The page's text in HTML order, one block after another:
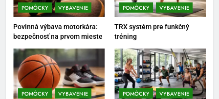
POMÔCKY VYBAVENIE
Povinná výbava motorkára:
bezpečnosť na prvom mieste
POMÔCKY VYBAVENIE
TRX systém pre funkčný
tréning
POMÔCKY VYBAVENIE POMÔCKY VYBAVENIE
8
Najlepšie doplnky pre
motocyklistov na dlhé trasy
VYBAVENIE
1
Osemročný Adrián dobýva
sociálne siete vášňou pre futbal